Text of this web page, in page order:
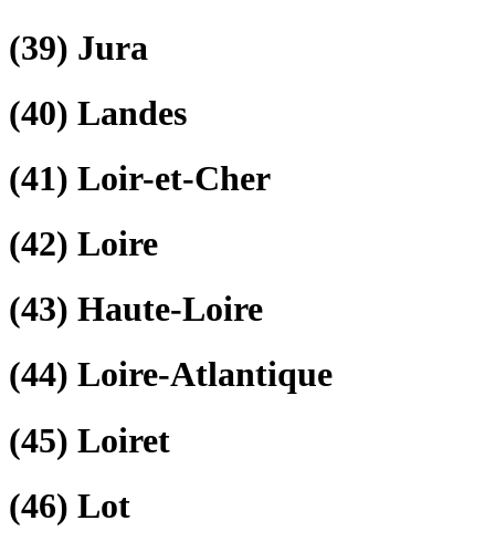
(39) Jura
(40) Landes
(41) Loir-et-Cher
(42) Loire
(43) Haute-Loire
(44) Loire-Atlantique
(45) Loiret
(46) Lot